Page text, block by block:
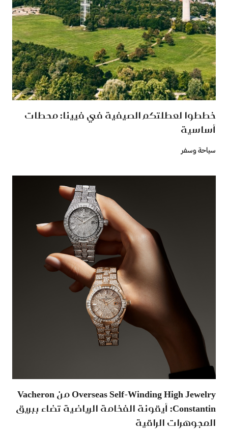
خططوا لعطلتكم الصيفية في فيينا: محطات
أساسية
سياحة وسفر
Overseas Self-Winding High Jewelry من Vacheron
Constantin: أيقونة الفخامة الرياضية تضاء ببريق
المجوهرات الراقية